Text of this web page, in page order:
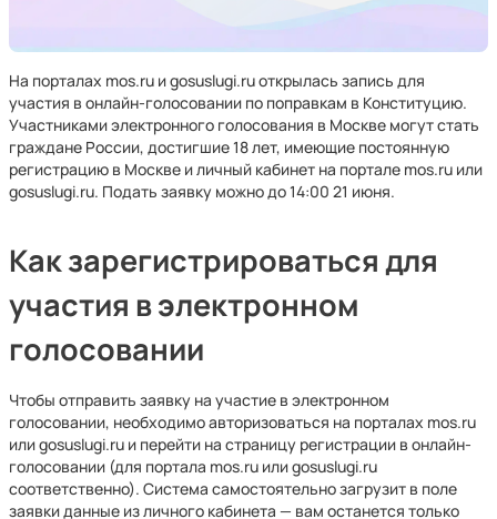
На порталах mos.ru и gosuslugi.ru открылась запись для
участия в онлайн-голосовании по поправкам в Конституцию.
Участниками электронного голосования в Москве могут стать
граждане России, достигшие 18 лет, имеющие постоянную
регистрацию в Москве и личный кабинет на портале mos.ru или
gosuslugi.ru. Подать заявку можно до 14:00 21 июня.
Как зарегистрироваться для
участия в электронном
голосовании
Чтобы отправить заявку на участие в электронном
голосовании, необходимо авторизоваться на порталах mos.ru
или gosuslugi.ru и перейти на страницу регистрации в онлайн-
голосовании (для портала mos.ru или gosuslugi.ru
соответственно). Система самостоятельно загрузит в поле
заявки данные из личного кабинета — вам останется только